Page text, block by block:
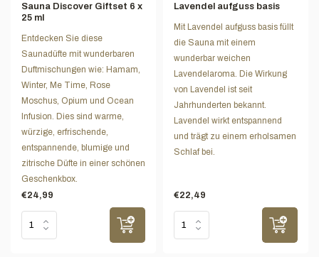
Sauna Discover Giftset 6 x
25 ml
Entdecken Sie diese
Saunadüfte mit wunderbaren
Duftmischungen wie: Hamam,
Winter, Me Time, Rose
Moschus, Opium und Ocean
Infusion. Dies sind warme,
würzige, erfrischende,
entspannende, blumige und
zitrische Düfte in einer schönen
Geschenkbox.
€24,99
Lavendel aufguss basis
Mit Lavendel aufguss basis füllt
die Sauna mit einem
wunderbar weichen
Lavendelaroma. Die Wirkung
von Lavendel ist seit
Jahrhunderten bekannt.
Lavendel wirkt entspannend
und trägt zu einem erholsamen
Schlaf bei.
€22,49